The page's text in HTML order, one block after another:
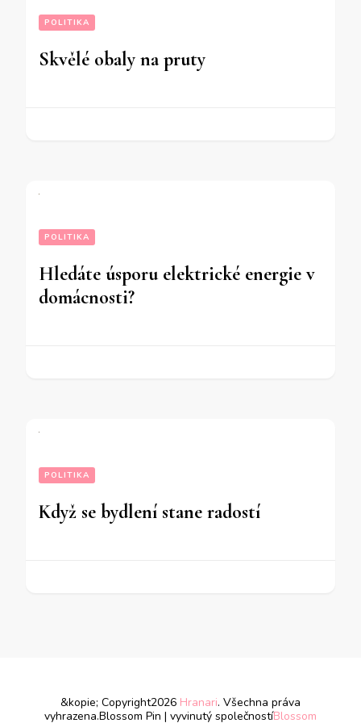
POLITIKA
Skvělé obaly na pruty
POLITIKA
Hledáte úsporu elektrické energie v
domácnosti?
POLITIKA
Když se bydlení stane radostí
&kopie; Copyright2026 Hranari. Všechna práva
vyhrazena.Blossom Pin | vyvinutý společnostíBlossom